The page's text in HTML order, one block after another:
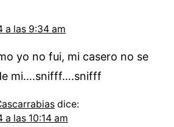
a las 9:34 am
yo no fui, mi casero no se
mi….snifff….snifff
dice:
a las 10:14 am